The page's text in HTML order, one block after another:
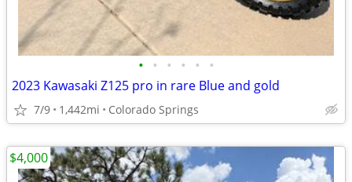
• • • • • •
2023 Kawasaki Z125 pro in rare Blue and gold
7/9 1,442mi Colorado Springs
$4,000